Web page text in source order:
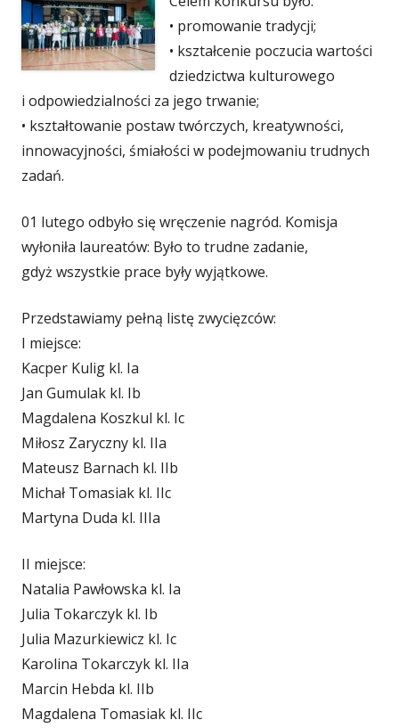
• promowanie tradycji;
• kształcenie poczucia wartości
dziedzictwa kulturowego
i odpowiedzialności za jego trwanie;
• kształtowanie postaw twórczych, kreatywności,
innowacyjności, śmiałości w podejmowaniu trudnych
zadań.
01 lutego odbyło się wręczenie nagród. Komisja
wyłoniła laureatów: Było to trudne zadanie,
gdyż wszystkie prace były wyjątkowe.
Przedstawiamy pełną listę zwycięzców:
I miejsce:
Kacper Kulig kl. Ia
Jan Gumulak kl. Ib
Magdalena Koszkul kl. Ic
Miłosz Zaryczny kl. IIa
Mateusz Barnach kl. IIb
Michał Tomasiak kl. IIc
Martyna Duda kl. IIIa
II miejsce:
Natalia Pawłowska kl. Ia
Julia Tokarczyk kl. Ib
Julia Mazurkiewicz kl. Ic
Karolina Tokarczyk kl. IIa
Marcin Hebda kl. IIb
Magdalena Tomasiak kl. IIc